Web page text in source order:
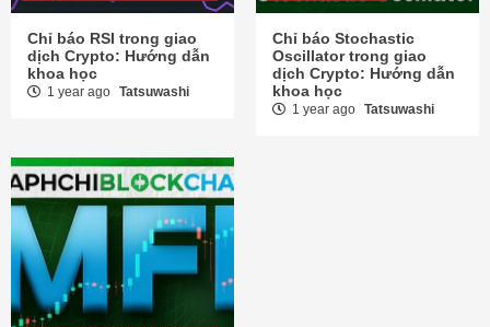
Chỉ báo RSI trong giao
dịch Crypto: Hướng dẫn
khoa học
1 year ago Tatsuwashi
Chỉ báo Stochastic
Oscillator trong giao
dịch Crypto: Hướng dẫn
khoa học
1 year ago Tatsuwashi